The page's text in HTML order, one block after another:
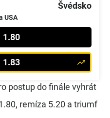
USA
Švédsko
1.80
1.83
postup do finále vyhrát
remíza 5.20 a triumf